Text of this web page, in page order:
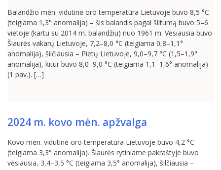
Balandžio mėn. vidutinė oro temperatūra Lietuvoje buvo 8,5 °C
(teigiama 1,3° anomalija) – šis balandis pagal šiltumą buvo 5–6
vietoje (kartu su 2014 m. balandžiu) nuo 1961 m. Vėsiausia buvo
Šiaurės vakarų Lietuvoje, 7,2–8,0 °C (teigiama 0,8–1,1°
anomalija), šilčiausia – Pietų Lietuvoje, 9,0–9,7 °C (1,5–1,9°
anomalija), kitur buvo 8,0–9,0 °C (teigiama 1,1–1,6° anomalija)
(1 pav.). […]
2024 m. kovo mėn. apžvalga
Kovo mėn. vidutinė oro temperatūra Lietuvoje buvo 4,2 °C
(teigiama 3,3° anomalija). Šiaurės rytiniame pakraštyje buvo
vėsiausia, 3,4–3,5 °C (teigiama 3,5° anomalija), šilčiausia –